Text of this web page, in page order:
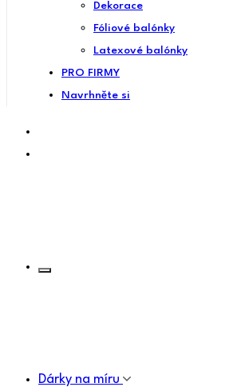
Dekorace
Fóliové balónky
Latexové balónky
PRO FIRMY
Navrhněte si
Dárky na míru